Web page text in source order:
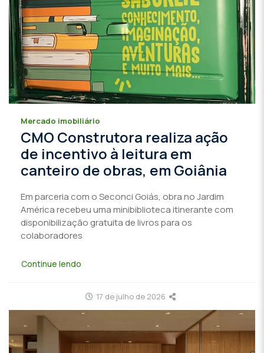
Mercado imobiliário
CMO Construtora realiza ação
de incentivo à leitura em
canteiro de obras, em Goiânia
Em parceria com o Seconci Goiás, obra no Jardim
América recebeu uma minibiblioteca itinerante com
disponibilização gratuita de livros para os
colaboradores
Continue lendo
17 de julho de 2026